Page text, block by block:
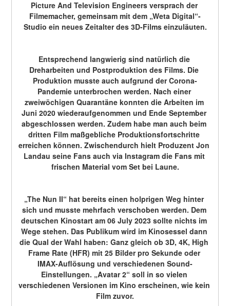
Picture And Television Engineers versprach der
Filmemacher, gemeinsam mit dem „Weta Digital“-
Studio ein neues Zeitalter des 3D-Films einzuläuten.
Entsprechend langwierig sind natürlich die
Dreharbeiten und Postproduktion des Films. Die
Produktion musste auch aufgrund der Corona-
Pandemie unterbrochen werden. Nach einer
zweiwöchigen Quarantäne konnten die Arbeiten im
Juni 2020 wiederaufgenommen und Ende September
abgeschlossen werden. Zudem habe man auch beim
dritten Film maßgebliche Produktionsfortschritte
erreichen können. Zwischendurch hielt Produzent Jon
Landau seine Fans auch via Instagram die Fans mit
frischen Material vom Set bei Laune.
„The Nun II“ hat bereits einen holprigen Weg hinter
sich und musste mehrfach verschoben werden. Dem
deutschen Kinostart am 06 July 2023 sollte nichts im
Wege stehen. Das Publikum wird im Kinosessel dann
die Qual der Wahl haben: Ganz gleich ob 3D, 4K, High
Frame Rate (HFR) mit 25 Bilder pro Sekunde oder
IMAX-Auflösung und verschiedenen Sound-
Einstellungen. „Avatar 2“ soll in so vielen
verschiedenen Versionen im Kino erscheinen, wie kein
Film zuvor.